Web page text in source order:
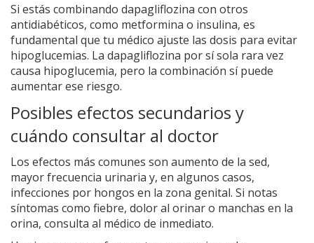
Si estás combinando dapagliflozina con otros
antidiabéticos, como metformina o insulina, es
fundamental que tu médico ajuste las dosis para evitar
hipoglucemias. La dapagliflozina por sí sola rara vez
causa hipoglucemia, pero la combinación sí puede
aumentar ese riesgo.
Posibles efectos secundarios y
cuándo consultar al doctor
Los efectos más comunes son aumento de la sed,
mayor frecuencia urinaria y, en algunos casos,
infecciones por hongos en la zona genital. Si notas
síntomas como fiebre, dolor al orinar o manchas en la
orina, consulta al médico de inmediato.